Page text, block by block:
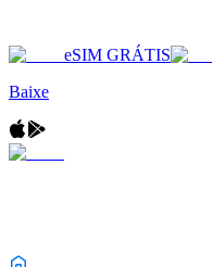
eSIM GRÁTIS
Baixe